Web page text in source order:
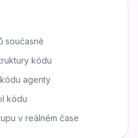
současně
kódu
agenty
kódu
v reálném čase